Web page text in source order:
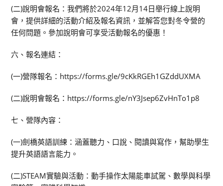
(二)說明會報名：我們將於2024年12月14日舉行線上說明
會，提供詳細的活動介紹及報名資訊，並解答您對冬令營的
任何問題。參加說明會可享受活動報名的優惠！
六、報名連結：
(一)營隊報名：https://forms.gle/9cKkRGEh1GZddUXMA
(二)說明會報名：https://forms.gle/nY3Jsep6ZvHnTo1p8
七、營隊內容：
(一)劍橋英語訓練：涵蓋聽力、口說、閱讀與寫作，幫助學生
提升英語語言能力。
(二)STEAM實驗與活動：動手操作太陽能車試駕、數學與科學